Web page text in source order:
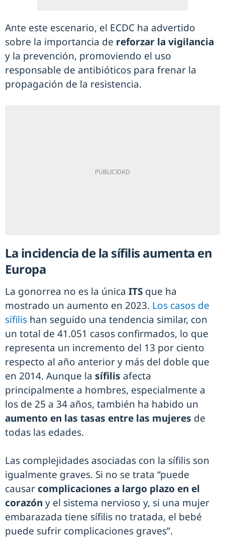
Ante este escenario, el ECDC ha advertido
sobre la importancia de reforzar la vigilancia
y la prevención, promoviendo el uso
responsable de antibióticos para frenar la
propagación de la resistencia.
La incidencia de la sífilis aumenta en
Europa
La gonorrea no es la única ITS que ha
mostrado un aumento en 2023. Los casos de
sífilis han seguido una tendencia similar, con
un total de 41.051 casos confirmados, lo que
representa un incremento del 13 por ciento
respecto al año anterior y más del doble que
en 2014. Aunque la sífilis afecta
principalmente a hombres, especialmente a
los de 25 a 34 años, también ha habido un
aumento en las tasas entre las mujeres de
todas las edades.
Las complejidades asociadas con la sífilis son
igualmente graves. Si no se trata “puede
causar complicaciones a largo plazo en el
corazón y el sistema nervioso y, si una mujer
embarazada tiene sífilis no tratada, el bebé
puede sufrir complicaciones graves”.